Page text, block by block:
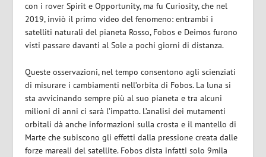
con i rover Spirit e Opportunity, ma fu Curiosity, che nel
2019, inviò il primo video del fenomeno: entrambi i
satelliti naturali del pianeta Rosso, Fobos e Deimos furono
visti passare davanti al Sole a pochi giorni di distanza.
Queste osservazioni, nel tempo consentono agli scienziati
di misurare i cambiamenti nell’orbita di Fobos. La luna si
sta avvicinando sempre più al suo pianeta e tra alcuni
milioni di anni ci sarà l’impatto. L’analisi dei mutamenti
orbitali dà anche informazioni sulla crosta e il mantello di
Marte che subiscono gli effetti dalla pressione creata dalle
forze mareali del satellite. Fobos dista infatti solo 9mila